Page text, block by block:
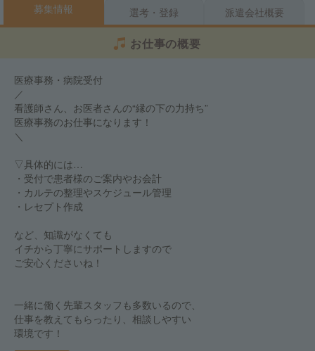
募集情報 選考・登録 派遣会社概要
お仕事の概要
医療事務・病院受付
／
看護師さん、お医者さんの“縁の下の力持ち”
医療事務のお仕事になります！
＼
▽具体的には…
・受付で患者様のご案内やお会計
・カルテの整理やスケジュール管理
・レセプト作成
など、知識がなくても
イチから丁寧にサポートしますので
ご安心くださいね！
一緒に働く先輩スタッフも多数いるので、
仕事を教えてもらったり、相談しやすい
環境です！